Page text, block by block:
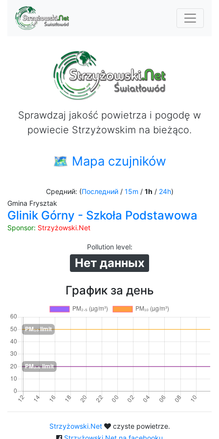
Sprawdzaj jakość powietrza i pogodę w
powiecie Strzyżowskim na bieżąco.
🗺 Mapa czujników
Средний: (Последний/ 15m / 1h / 24h)
Gmina Frysztak
Glinik Górny - Szkoła Podstawowa
Sponsor: Strzyżowski.Net
Pollution level:
Нет данных
График за день
Strzyżowski.Net
czyste powietrze.